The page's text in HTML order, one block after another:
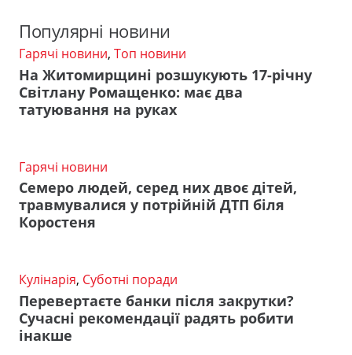
Популярні новини
Гарячі новини, Топ новини
На Житомирщині розшукують 17-річну
Світлану Ромащенко: має два
татуювання на руках
Гарячі новини
Семеро людей, серед них двоє дітей,
травмувалися у потрійній ДТП біля
Коростеня
Кулінарія, Суботні поради
Перевертаєте банки після закрутки?
Сучасні рекомендації радять робити
інакше